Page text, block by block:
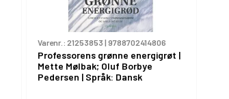
Varenr.: 21253853 | 9788702414806
Professorens grønne energigrøt |
Mette Mølbak; Oluf Borbye
Pedersen | Språk: Dansk